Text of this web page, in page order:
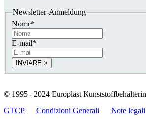
Newsletter-Anmeldung
Nome*
E-mail*
© 1995 - 2024 Europlast
GTCP
Condizioni Generali Note legali